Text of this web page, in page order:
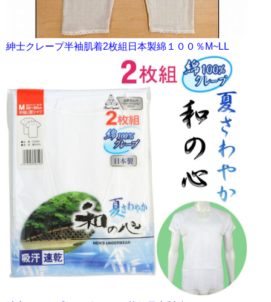
紳士クレープ半袖肌着2枚組日本製綿１００％M~LL